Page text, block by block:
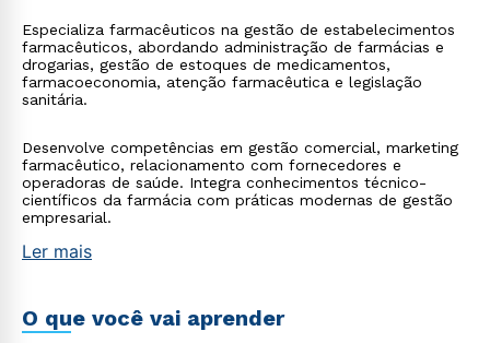
Especializa farmacêuticos na gestão de estabelecimentos
farmacêuticos, abordando administração de farmácias e
drogarias, gestão de estoques de medicamentos,
farmacoeconomia, atenção farmacêutica e legislação
sanitária.
Desenvolve competências em gestão comercial, marketing
farmacêutico, relacionamento com fornecedores e
operadoras de saúde. Integra conhecimentos técnico-
científicos da farmácia com práticas modernas de gestão
empresarial.
Ler mais
O que você vai aprender